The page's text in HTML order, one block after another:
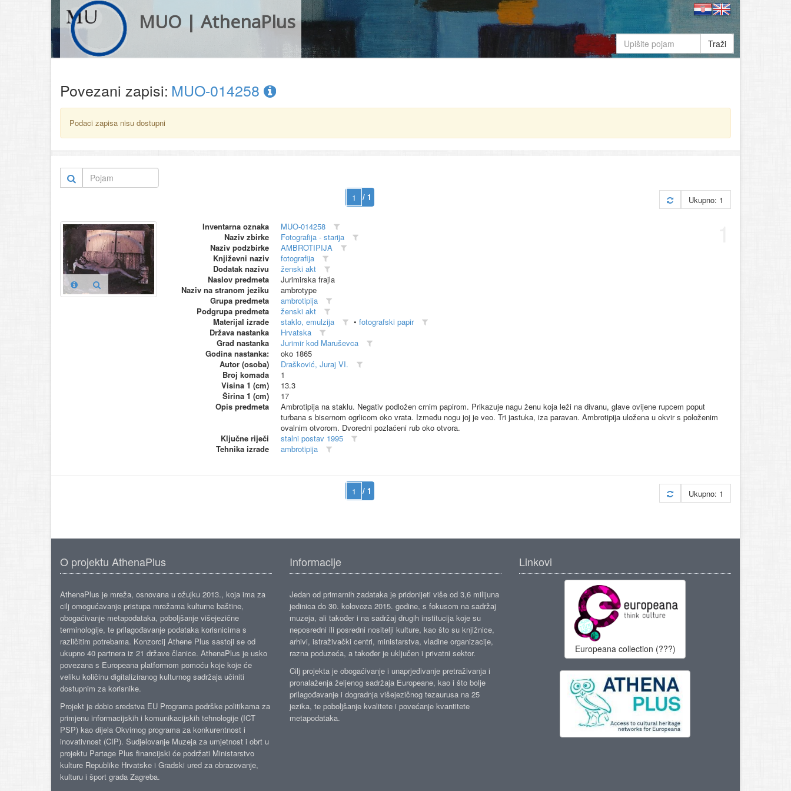
MUO | AthenaPlus
Traži
Povezani zapisi: MUO-014258
Podaci zapisa nisu dostupni
/ 1 Ukupno: 1
Inventarna oznaka
MUO-014258
Naziv zbirke
Fotografija - starija
Naziv podzbirke
AMBROTIPIJA
Književni naziv
fotografija
Dodatak nazivu
ženski akt
Naslov predmeta
Jurimirska frajla
Naziv na stranom jeziku
ambrotype
Grupa predmeta
ambrotipija
Podgrupa predmeta
ženski akt
Materijal izrade
staklo, emulzija • fotografski papir
Država nastanka
Hrvatska
Grad nastanka
Jurimir kod Maruševca
Godina nastanka:
oko 1865
Autor (osoba)
Drašković, Juraj VI.
Broj komada
1
Visina 1 (cm)
13.3
Širina 1 (cm)
17
Opis predmeta
Ambrotipija na staklu. Negativ podložen crnim papirom. Prikazuje nagu ženu koja leži na divanu, glave ovijene rupcem poput
turbana s bisernom ogrlicom oko vrata. Između nogu joj je veo. Tri jastuka, iza paravan. Ambrotipija uložena u okvir s položenim
ovalnim otvorom. Dvoredni pozlaćeni rub oko otvora.
Ključne riječi
stalni postav 1995
Tehnika izrade
ambrotipija
/ 1 Ukupno: 1
O projektu AthenaPlus
AthenaPlus je mreža, osnovana u ožujku 2013., koja ima za
cilj omogućavanje pristupa mrežama kulturne baštine,
obogaćivanje metapodataka, poboljšanje višejezične
terminologije, te prilagođavanje podataka korisnicima s
različitim potrebama. Konzorcij Athene Plus sastoji se od
ukupno 40 partnera iz 21 države članice. AthenaPlus je usko
povezana s Europeana platformom pomoću koje koje će
veliku količinu digitaliziranog kulturnog sadržaja učiniti
dostupnim za korisnike.
Projekt je dobio sredstva EU Programa podrške politikama za
primjenu informacijskih i komunikacijskih tehnologije (ICT
PSP) kao dijela Okvirnog programa za konkurentnost i
inovativnost (CIP). Sudjelovanje Muzeja za umjetnost i obrt u
projektu Partage Plus financijski će podržati Ministarstvo
kulture Republike Hrvatske i Gradski ured za obrazovanje,
kulturu i šport grada Zagreba.
Informacije
Jedan od primarnih zadataka je pridonijeti više od 3,6 milijuna
jedinica do 30. kolovoza 2015. godine, s fokusom na sadržaj
muzeja, ali također i na sadržaj drugih institucija koje su
neposredni ili posredni nositelji kulture, kao što su knjižnice,
arhivi, istraživački centri, ministarstva, vladine organizacije,
razna poduzeća, a također je uključen i privatni sektor.
Cilj projekta je obogaćivanje i unaprjeđivanje pretraživanja i
pronalaženja željenog sadržaja Europeane, kao i što bolje
prilagođavanje i dogradnja višejezičnog tezaurusa na 25
jezika, te poboljšanje kvalitete i povećanje kvantitete
metapodataka.
Linkovi
Europeana collection (???)